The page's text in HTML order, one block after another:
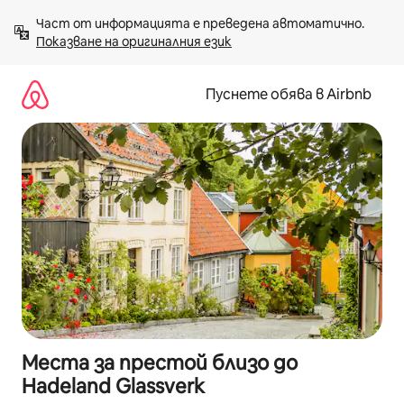
към
съдържанието
Показване на оригиналния език
Пуснете обява в Airbnb
Места за престой близо до
Hadeland Glassverk